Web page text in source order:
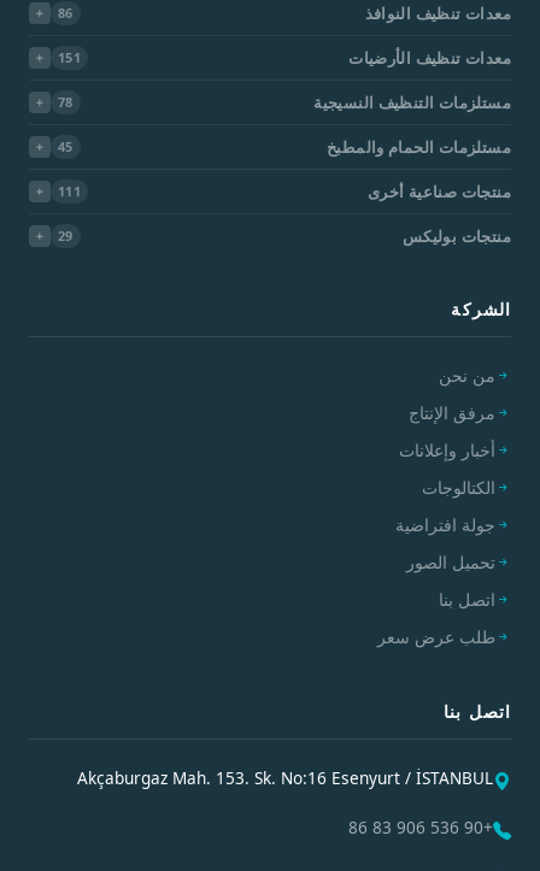
معدات تنظيف النوافذ 86
معدات تنظيف الأرضيات 151
مستلزمات التنظيف النسيجية 78
مستلزمات الحمام والمطبخ 45
منتجات صناعية أخرى 111
منتجات بوليكس 29
الشركة
من نحن
مرفق الإنتاج
أخبار وإعلانات
الكتالوجات
جولة افتراضية
تحميل الصور
اتصل بنا
طلب عرض سعر
اتصل بنا
Akçaburgaz Mah. 153. Sk. No:16 Esenyurt / İSTANBUL
+90 536 906 83 86